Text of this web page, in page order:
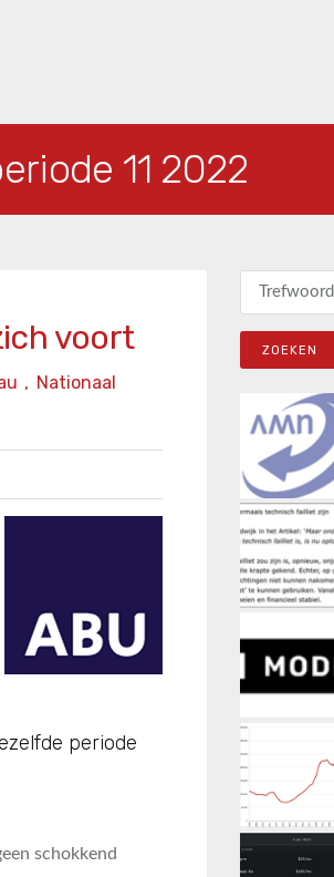
11 2022
voort
Nationaal
,
periode
schokkend
Zoeken naar: